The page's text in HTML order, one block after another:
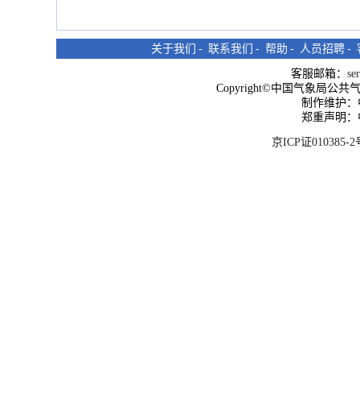
关于我们 - 联系我们 - 帮助 - 人员招聘 -
客服邮箱：
Copyright©中国气象局公共
制作维护
郑重声明
京ICP证010385-2